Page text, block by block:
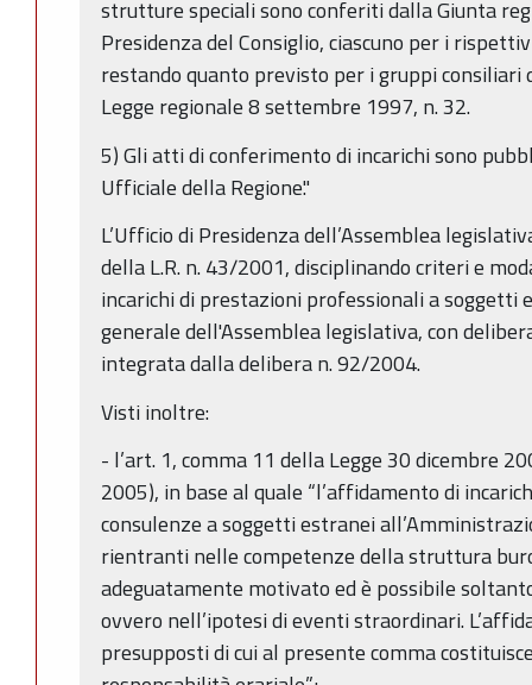
strutture speciali sono conferiti dalla Giunta
Presidenza del Consiglio, ciascuno per i
restando quanto previsto per i gruppi consiliari
Legge regionale 8 settembre 1997, n. 32.
5) Gli atti di conferimento di incarichi sono
Ufficiale della Regione."
L’Ufficio di Presidenza dell’Assemblea
della L.R. n. 43/2001, disciplinando criteri e
incarichi di prestazioni professionali a
generale dell'Assemblea legislativa, con
integrata dalla delibera n. 92/2004.
Visti inoltre:
- l’art. 1, comma 11 della Legge 30 dicembre
2005), in base al quale “l’affidamento di
consulenze a soggetti estranei
rientranti nelle competenze della struttura
adeguatamente motivato ed è possibile
ovvero nell’ipotesi di eventi straordinari.
presupposti di cui al presente comma